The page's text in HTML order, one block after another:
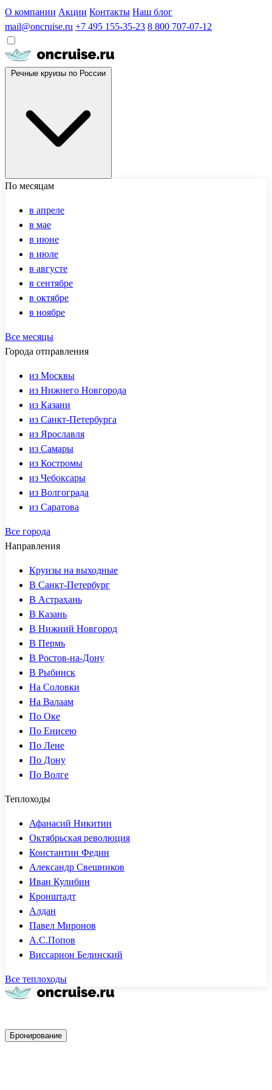
О компании Акции Контакты Наш блог
mail@oncruise.ru +7 495 155-35-23 8 800 707-07-12
По месяцам
в апреле
в мае
в июне
в июле
в августе
в сентябре
в октябре
в ноябре
Все месяцы
Города отправления
из Москвы
из Нижнего Новгорода
из Казани
из Санкт-Петербурга
из Ярославля
из Самары
из Костромы
из Чебоксары
из Волгограда
из Саратова
Все города
Направления
Круизы на выходные
В Санкт-Петербург
В Астрахань
В Казань
В Нижний Новгород
В Пермь
В Ростов-на-Дону
В Рыбинск
На Соловки
На Валаам
По Оке
По Енисею
По Лене
По Дону
По Волге
Теплоходы
Афанасий Никитин
Октябрьская революция
Константин Федин
Александр Свешников
Иван Кулибин
Кронштадт
Алдан
Павел Миронов
А.С.Попов
Виссарион Белинский
Все теплоходы
Бронирование